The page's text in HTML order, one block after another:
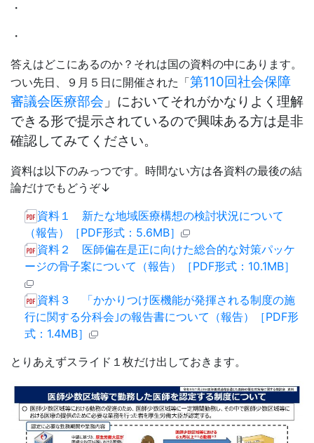
・
・
答えはどこにあるのか？それは国の資料の中にあります。
つい先日、９月５日に開催された「第110回社会保障
審議会医療部会 」においてそれがかなりよく理解
できる形で提示されているので興味ある方は是非
確認してみてください。
資料は以下のみっつです。時間ない方は各資料の最後の結
論だけでもどうぞ↓
資料１ 新たな地域医療構想の検討状況について
（報告）［PDF形式：5.6MB］
資料２ 医師偏在是正に向けた総合的な対策パッケ
ージの骨子案について（報告）［PDF形式：10.1MB］
資料３ 「かかりつけ医機能が発揮される制度の施
行に関する分科会｣の報告書について（報告）［PDF形
式：1.4MB］
とりあえずスライド１枚だけ出しておきます。